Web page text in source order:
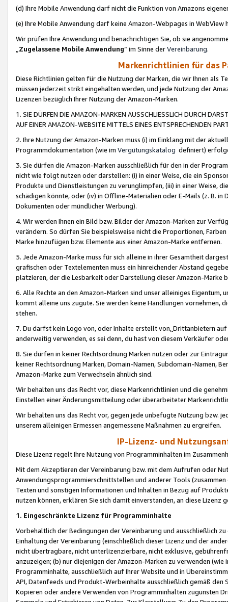
(d) Ihre Mobile Anwendung darf nicht die Funktion von Amazons
(e) Ihre Mobile Anwendung darf keine Amazon-Webpages in WebView
Wir prüfen Ihre Anwendung und benachrichtigen Sie, ob sie
„Zugelassene Mobile Anwendung“ im Sinne derVereinbarung.
Markenrichtlinien für das
Diese Richtlinien gelten für die Nutzung der Marken, die wir Ihnen als
müssen jederzeit strikt eingehalten werden, und jede Nutzung der
Lizenzen bezüglich Ihrer Nutzung der Amazon-Marken.
1. SIE DÜRFEN DIE AMAZON-MARKEN AUSSCHLIESSLICH DURCH
AUF EINER AMAZON-WEBSITE MITTELS EINES ENTSPRECHENDEN
2. Ihre Nutzung der Amazon-Marken muss (i) im Einklang mit der
Programmdokumentation (wie im Vergütungskatalog definiert)
3. Sie dürfen die Amazon-Marken ausschließlich für den in der
nicht wie folgt nutzen oder darstellen: (i) in einer Weise, die ein
Produkte und Dienstleistungen zu verunglimpfen, (iii) in einer Weise,
schädigen könnte, oder (iv) in Offline-Materialien oder E-Mails (z. B. in
Dokumenten oder mündlicher Werbung).
4. Wir werden Ihnen ein Bild bzw. Bilder der Amazon-Marken zur
verändern. So dürfen Sie beispielsweise nicht die Proportionen,
Marke hinzufügen bzw. Elemente aus einer Amazon-Marke entfernen.
5. Jede Amazon-Marke muss für sich alleine in ihrer Gesamtheit
grafischen oder Textelementen muss ein hinreichender Abstand
platzieren, der die Lesbarkeit oder Darstellung dieser Amazon-Marke
6. Alle Rechte an den Amazon-Marken sind unser alleiniges
kommt alleine uns zugute. Sie werden keine Handlungen vornehmen,
stehen.
7. Du darfst kein Logo von, oder Inhalte erstellt von,Drittanbietern auf
anderweitig verwenden, es sei denn, du hast von diesem Verkäufer
8. Sie dürfen in keiner Rechtsordnung Marken nutzen oder zur
keiner Rechtsordnung Marken, Domain-Namen, Subdomain-Namen,
Amazon-Marke zum Verwechseln ähnlich sind.
Wir behalten uns das Recht vor, diese Markenrichtlinien und die
Einstellen einer Änderungsmitteilung oder überarbeiteter
Wir behalten uns das Recht vor, gegen jede unbefugte Nutzung bzw.
unserem alleinigen Ermessen angemessene Maßnahmen zu ergreifen.
IP-Lizenz- und
Diese Lizenz regelt Ihre Nutzung von Programminhalten im
Mit dem Akzeptieren der Vereinbarung bzw. mit dem Aufrufen oder
Anwendungsprogrammierschnittstellen und anderer Tools (zusammen
Texten und sonstigen Informationen und Inhalten in Bezug auf
nutzen können, erklären Sie sich damit einverstanden, an diese Lizenz
1. Eingeschränkte Lizenz für Programminhalte
Vorbehaltlich der Bedingungen der Vereinbarung und ausschließlich
Einhaltung der Vereinbarung (einschließlich dieser Lizenz und der
nicht übertragbare, nicht unterlizenzierbare, nicht exklusive,
anzuzeigen; (b) nur diejenigen der Amazon-Marken zu verwenden
Programminhalte, ausschließlich auf Ihrer Website und in
API, Datenfeeds und Produkt-Werbeinhalte ausschließlich gemäß
Kopieren oder andere Verwenden von Programminhalten zugunsten